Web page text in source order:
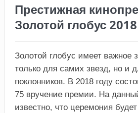
Престижная
Золотой глобус
Золотой глобус имеет важное
только для самих звезд, но и
поклонников. В 2018 году
75 вручение премии. На
известно, что церемония